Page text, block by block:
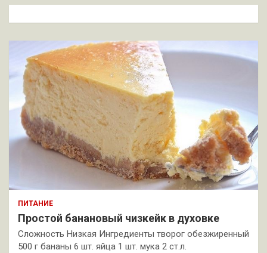
к
ПИТАНИЕ
Простой банановый чизкейк в духовке
Сложность Низкая Ингредиенты творог обезжиренный
500 г бананы 6 шт. яйца 1 шт. мука 2 ст.л.